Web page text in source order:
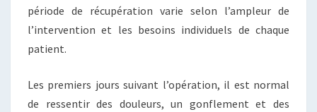
période de récupération varie selon l’ampleur de
l’intervention et les besoins individuels de chaque
patient.
Les premiers jours suivant l’opération, il est normal
de ressentir des douleurs, un gonflement et des